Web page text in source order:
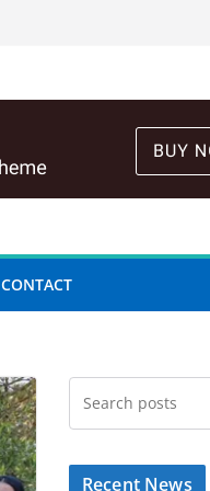
CONTACT
Recent News